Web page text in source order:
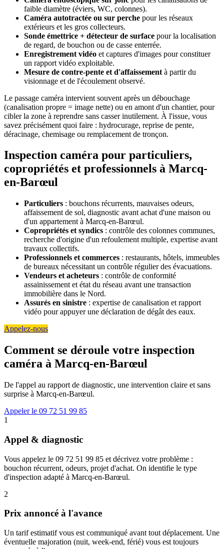
faible diamètre (éviers, WC, colonnes).
Caméra autotractée ou sur perche pour les réseaux
extérieurs et les gros collecteurs.
Sonde émettrice + détecteur de surface pour la localisation
de regard, de bouchon ou de casse enterrée.
Enregistrement vidéo et captures d'images pour constituer
un rapport vidéo exploitable.
Mesure de contre-pente et d'affaissement à partir du
visionnage et de l'écoulement observé.
Le passage caméra intervient souvent après un débouchage
(canalisation propre = image nette) ou en amont d'un chantier, pour
cibler la zone à reprendre sans casser inutilement. À l'issue, vous
savez précisément quoi faire : hydrocurage, reprise de pente,
déracinage, chemisage ou remplacement de tronçon.
Inspection caméra pour particuliers,
copropriétés et professionnels à Marcq-
en-Barœul
Particuliers : bouchons récurrents, mauvaises odeurs,
affaissement de sol, diagnostic avant achat d'une maison ou
d'un appartement à Marcq-en-Barœul.
Copropriétés et syndics : contrôle des colonnes communes,
recherche d'origine d'un refoulement multiple, expertise avant
travaux collectifs.
Professionnels et commerces : restaurants, hôtels, immeubles
de bureaux nécessitant un contrôle régulier des évacuations.
Vendeurs et acheteurs : contrôle de conformité
assainissement et état du réseau avant une transaction
immobilière dans le Nord.
Assurés en sinistre : expertise de canalisation et rapport
vidéo pour appuyer une déclaration de dégât des eaux.
Appelez-nous
Comment se déroule votre inspection
caméra à Marcq-en-Barœul
De l'appel au rapport de diagnostic, une intervention claire et sans
surprise à Marcq-en-Barœul.
Appeler le 09 72 51 99 85
1
Appel & diagnostic
Vous appelez le 09 72 51 99 85 et décrivez votre problème :
bouchon récurrent, odeurs, projet d'achat. On identifie le type
d'inspection adapté à Marcq-en-Barœul.
2
Prix annoncé à l'avance
Un tarif estimatif vous est communiqué avant tout déplacement. Une
éventuelle majoration (nuit, week-end, férié) vous est toujours